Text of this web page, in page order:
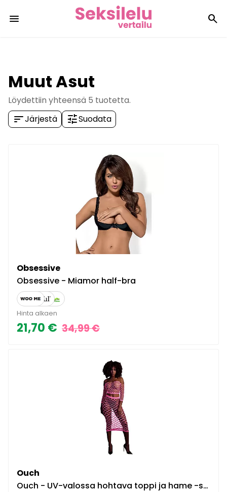
menu search
Muut Asut
Löydettiin yhteensä 5 tuotetta.
sortJärjestä tuneSuodata
Obsessive
Obsessive - Miamor half-bra
Hinta alkaen
21,70 € 34,99 €
Ouch
Ouch - UV-valossa hohtava toppi ja hame -setti